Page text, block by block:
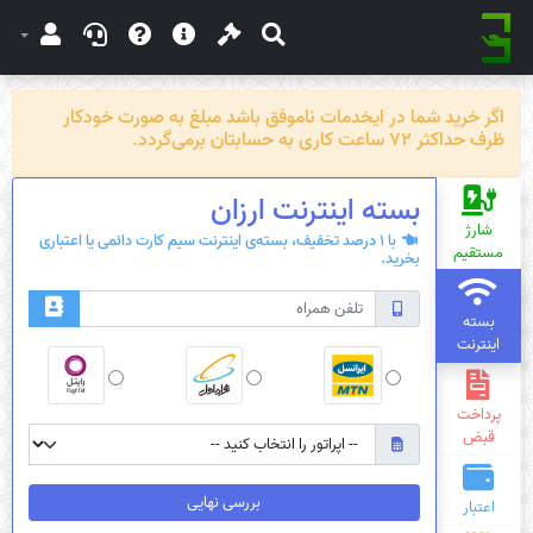
اگر خرید شما در ایخدمات ناموفق باشد مبلغ به صورت خودکار
ظرف حداکثر 72 ساعت کاری به حسابتان برمی‌گردد.
شارژ
مستقیم
بسته
اینترنت
پرداخت
قبض
اعتبار
بسته‌ اینترنت ارزان
با 1 درصد تخفیف، بسته‌ی اینترنت سیم کارت دائمی یا اعتباری
بخرید.
بررسی نهایی